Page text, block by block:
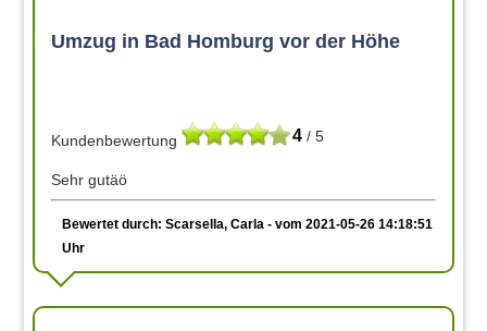
Umzug in Bad Homburg vor der Höhe
4 / 5
Kundenbewertung
Sehr gutäö
Bewertet durch: Scarsella, Carla - vom 2021-05-26 14:18:51
Uhr